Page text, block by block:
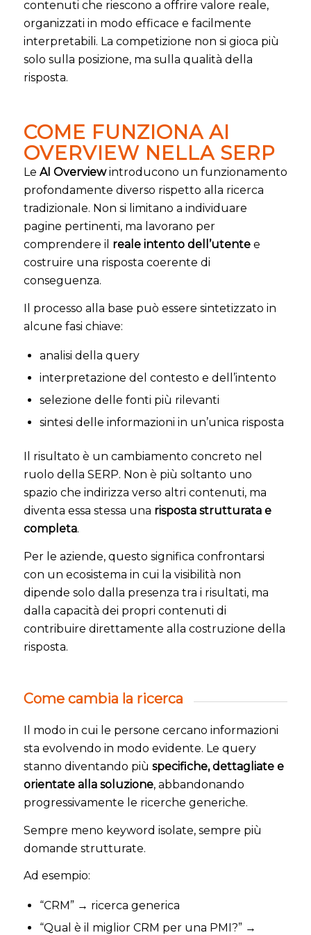
contenuti che riescono a offrire valore reale,
organizzati in modo efficace e facilmente
interpretabili. La competizione non si gioca più
solo sulla posizione, ma sulla qualità della
risposta.
COME FUNZIONA AI
OVERVIEW NELLA SERP
Le AI Overviewintroducono un funzionamento
profondamente diverso rispetto alla ricerca
tradizionale. Non si limitano a individuare
pagine pertinenti, ma lavorano per
comprendere il reale intento dell’utentee
costruire una risposta coerente di
conseguenza.
Il processo alla base può essere sintetizzato in
alcune fasi chiave:
analisi della query
interpretazione del contesto e dell’intento
selezione delle fonti più rilevanti
sintesi delle informazioni in un’unica risposta
Il risultato è un cambiamento concreto nel
ruolo della SERP. Non è più soltanto uno
spazio che indirizza verso altri contenuti, ma
diventa essa stessa una risposta strutturata e
completa.
Per le aziende, questo significa confrontarsi
con un ecosistema in cui la visibilità non
dipende solo dalla presenza tra i risultati, ma
dalla capacità dei propri contenuti di
contribuire direttamente alla costruzione della
risposta.
Come cambia la ricerca
Il modo in cui le persone cercano informazioni
sta evolvendo in modo evidente. Le query
stanno diventando più specifiche, dettagliate e
orientate alla soluzione, abbandonando
progressivamente le ricerche generiche.
Sempre meno keyword isolate, sempre più
domande strutturate.
Ad esempio:
“CRM” → ricerca generica
“Qual è il miglior CRM per una PMI?” →